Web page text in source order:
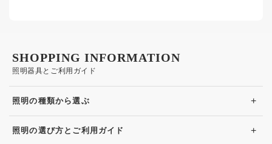
照明器具とご利用ガイド
SHOPPING INFORMATION
照明の種類から選ぶ +
照明の選び方とご利用ガイド +